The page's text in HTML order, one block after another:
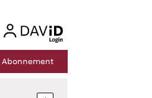
login
Abonnement